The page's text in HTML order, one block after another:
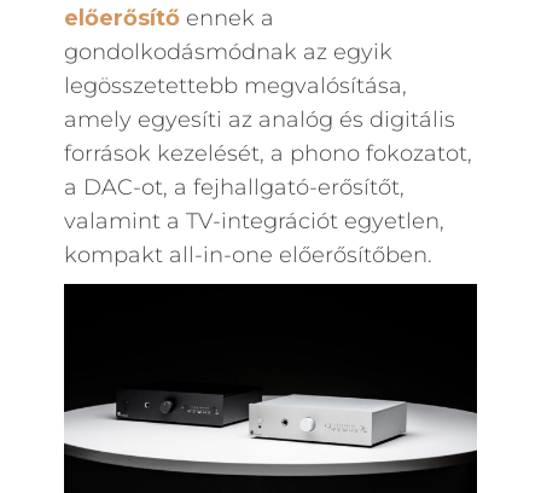
előerősítőennek a
gondolkodásmódnak az egyik
legösszetettebb megvalósítása,
amely egyesíti az analóg és digitális
források kezelését, a phono fokozatot,
a DAC-ot, a fejhallgató-erősítőt,
valamint a TV-integrációt egyetlen,
kompakt all-in-one előerősítőben.